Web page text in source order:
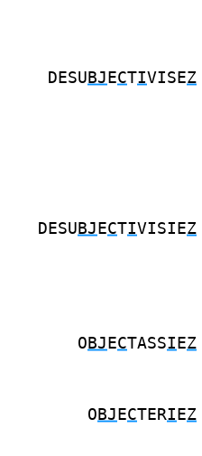
DESU BJ ECTIVISEZ
DESU BJ ECTIVISIEZ
O BJ ECTASSI EZ
O BJ ECTERI EZ